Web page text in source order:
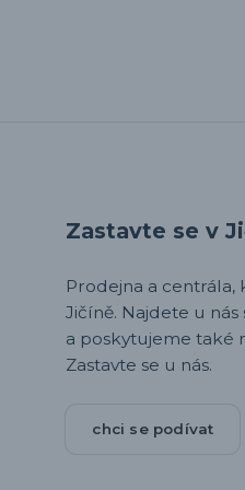
Zastavte se v
Prodejna a centrála,
Jičíně. Najdete u
a poskytujeme také
Zastavte se u nás.
chci se podívat